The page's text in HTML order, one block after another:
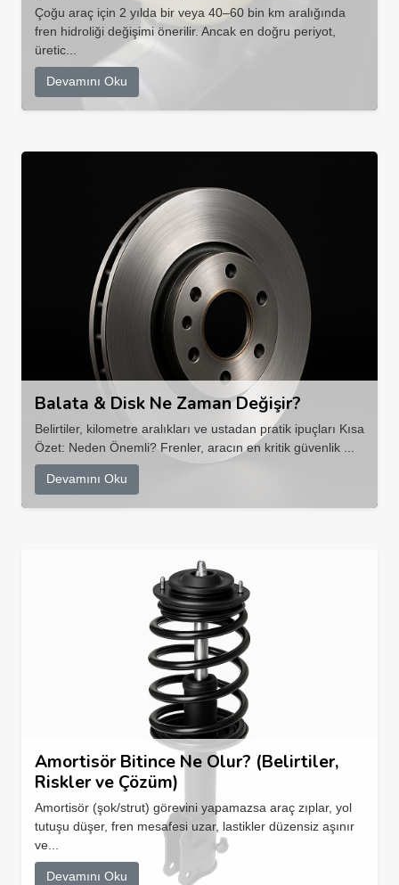
Çoğu araç için 2 yılda bir veya 40–60 bin km aralığında
fren hidroliği değişimi önerilir. Ancak en doğru periyot,
üretic...
Devamını Oku
Balata & Disk Ne Zaman Değişir?
Belirtiler, kilometre aralıkları ve ustadan pratik ipuçları Kısa
Özet: Neden Önemli? Frenler, aracın en kritik güvenlik ...
Devamını Oku
Amortisör Bitince Ne Olur? (Belirtiler,
Riskler ve Çözüm)
Amortisör (şok/strut) görevini yapamazsa araç zıplar, yol
tutuşu düşer, fren mesafesi uzar, lastikler düzensiz aşınır
ve...
Devamını Oku